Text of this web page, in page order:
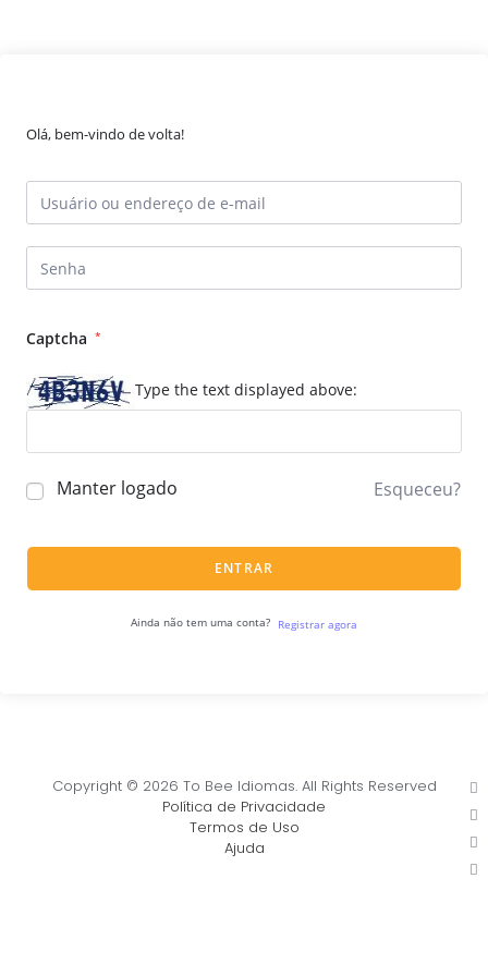
Olá, bem-vindo de volta!
Captcha *
Type the text displayed above:
Manter logado Esqueceu?
ENTRAR
Ainda não tem uma conta? Registrar agora
Copyright © 2026 To Bee Idiomas. All Rights Reserved
Política de Privacidade
Termos de Uso
Ajuda